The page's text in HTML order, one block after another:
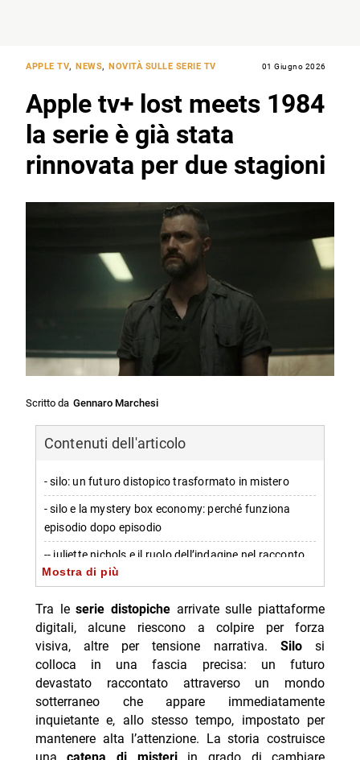
APPLE TV, NEWS, NOVITÀ SULLE SERIE TV 01 Giugno 2026
Apple tv+ lost meets 1984
la serie è già stata
rinnovata per due stagioni
Scritto da Gennaro Marchesi
Contenuti dell'articolo
- silo: un futuro distopico trasformato in mistero
- silo e la mystery box economy: perché funziona
episodio dopo episodio
-- juliette nichols e il ruolo dell’indagine nel racconto
- una distopia autoritaria: la paranoia come sistema
- apple tv+ e la pianificazione: un percorso fino al
finale
-- stagioni 3 e 4: direzione creativa e conclusione
- release e figure di produzione: elementi chiave del
progetto
- cast e personaggi principali citati
Mostra di più
Tra leserie distopiche arrivate sulle piattaforme
digitali, alcune riescono a colpire per forza
visiva, altre per tensione narrativa. Silosi
colloca in una fascia precisa: un futuro
devastato raccontato attraverso un mondo
sotterraneo che appare immediatamente
inquietante e, allo stesso tempo, impostato per
mantenere alta l’attenzione. La storia costruisce
unacatena di misteriin grado di cambiare